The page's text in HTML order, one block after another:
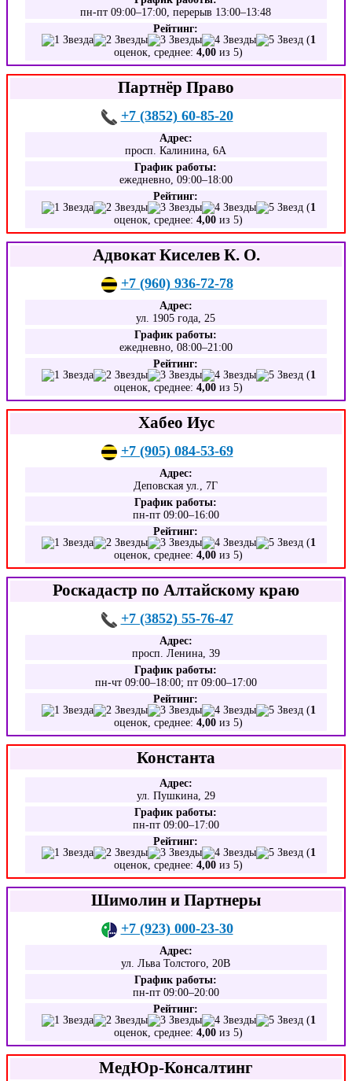
пн-пт 09:00–17:00, перерыв 13:00–13:48
Рейтинг:
(1
оценок, среднее:4,00 из 5)
Партнёр Право
+7 (3852) 60-85-20
Адрес:
просп. Калинина, 6А
График работы:
ежедневно, 09:00–18:00
Рейтинг:
(1
оценок, среднее:4,00 из 5)
Адвокат Киселев К. О.
+7 (960) 936-72-78
Адрес:
ул. 1905 года, 25
График работы:
ежедневно, 08:00–21:00
Рейтинг:
(1
оценок, среднее:4,00 из 5)
Хабео Иус
+7 (905) 084-53-69
Адрес:
Деповская ул., 7Г
График работы:
пн-пт 09:00–16:00
Рейтинг:
(1
оценок, среднее:4,00 из 5)
Роскадастр по Алтайскому краю
+7 (3852) 55-76-47
Адрес:
просп. Ленина, 39
График работы:
пн-чт 09:00–18:00; пт 09:00–17:00
Рейтинг:
(1
оценок, среднее:4,00 из 5)
Константа
Адрес:
ул. Пушкина, 29
График работы:
пн-пт 09:00–17:00
Рейтинг:
(1
оценок, среднее:4,00 из 5)
Шимолин и Партнеры
+7 (923) 000-23-30
Адрес:
ул. Льва Толстого, 20В
График работы:
пн-пт 09:00–20:00
Рейтинг:
(1
оценок, среднее:4,00 из 5)
МедЮр-Консалтинг